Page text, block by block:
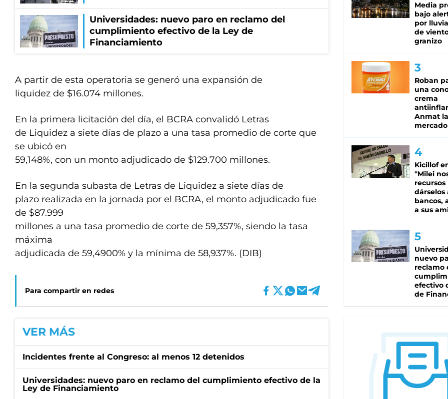
Universidades: nuevo paro en reclamo del
cumplimiento efectivo de la Ley de
Financiamiento
A partir de esta operatoria se generó una expansión de
liquidez de $16.074 millones.
En la primera licitación del día, el BCRA convalidó Letras
de Liquidez a siete días de plazo a una tasa promedio de corte que
se ubicó en
59,148%, con un monto adjudicado de $129.700 millones.
En la segunda subasta de Letras de Liquidez a siete días de
plazo realizada en la jornada por el BCRA, el monto adjudicado fue
de $87.999
millones a una tasa promedio de corte de 59,357%, siendo la tasa
máxima
adjudicada de 59,4900% y la mínima de 58,937%. (DIB)
Para compartir en redes
VER MÁS
Incidentes frente al Congreso: al menos 12 detenidos
Universidades: nuevo paro en reclamo del cumplimiento efectivo de la
Ley de Financiamiento
Media
bajo
por
de
granizo
Roban
una
crema
Anmat
mercado
Kicillof
"Milei
recursos
dárselos
bancos,
a sus
nuevo
reclamo
efectivo
de